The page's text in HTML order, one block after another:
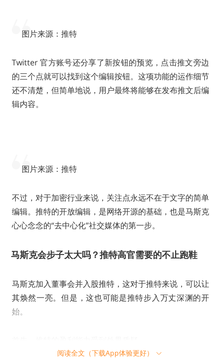
图片来源：推特
Twitter 官方账号还分享了新按钮的预览，点击推文旁边
的三个点就可以找到这个编辑按钮。这项功能的运作细节
还不清楚，但简单地说，用户最终将能够在发布推文后编
辑内容。
图片来源：推特
不过，对于加密行业来说，关注点永远不在于文字的简单
编辑。推特的开放编辑，是网络开源的基础，也是马斯克
心心念念的“去中心化”社交媒体的第一步。
马斯克会步子太大吗？推特高官需要的不止跑鞋
马斯克加入董事会并入股推特，这对于推特来说，可以让
其焕然一亮。但是，这也可能是推特步入万丈深渊的开
始。
阅读全文（下载App体验更好）